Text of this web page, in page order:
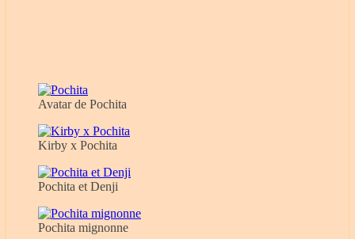
Avatar de Pochita
Kirby x Pochita
Pochita et Denji
Pochita mignonne